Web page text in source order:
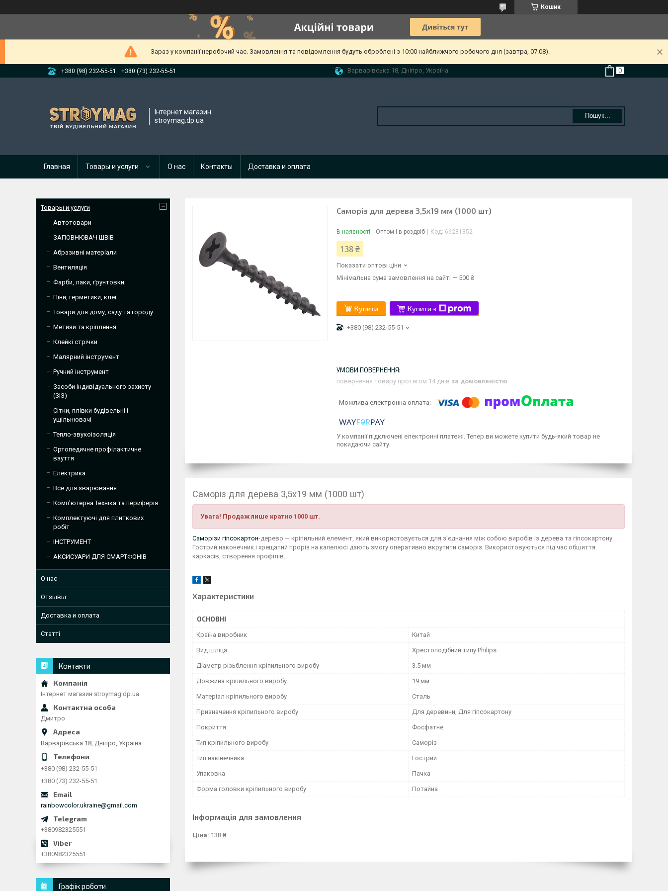
Кошик
Зараз у компанії неробочий час. Замовлення та повідомлення будуть оброблені з 10:00 найближчого робочого дня (завтра, 07.08).
+380 (98) 232-55-51 +380 (73) 232-55-51 Варварівська 18, Дніпро, Україна
Інтернет магазин
stroymag.dp.ua
Пошук...
Главная Товары и услуги О нас Контакты Доставка и оплата
Саморіз для дерева 3,5x19 мм (1000 шт)
В наявності Оптом і в роздріб Код: 66281352
138 ₴
Показати оптові ціни
Мінімальна сума замовлення на сайті — 500 ₴
Купити Купити з
+380 (98) 232-55-51
повернення товару протягом 14 днів за домовленістю
У компанії підключені електронні платежі. Тепер ви можете купити будь-який товар не
покидаючи сайту.
Саморіз для дерева 3,5x19 мм (1000 шт)
Увага! Продаж лише кратно 1000 шт.
Саморізи гіпсокартон-дерево — кріпильний елемент, який використовується для з'єднання між собою виробів із дерева та гіпсокартону.
Гострий наконечник і хрещатий проріз на капелюсі дають змогу оперативно вкрутити саморіз. Використовуються під час обшиття
каркасів, створення профілів.
Характеристики
ОСНОВНІ
Країна виробник Китай
Вид шліца Хрестоподібний типу Philips
Діаметр різьблення кріпильного виробу 3.5 мм
Довжина кріпильного виробу 19 мм
Матеріал кріпильного виробу Сталь
Призначення кріпильного виробу Для деревини, Для гіпсокартону
Покриття Фосфатне
Тип кріпильного виробу Саморіз
Тип накінечника Гострий
Упаковка Пачка
Форма головки кріпильного виробу Потайна
Інформація для замовлення
Ціна: 138 ₴
Товары и услуги
Автотовари
ЗАПОВНЮВАЧ ШВІВ
Абразивні матеріали
Вентиляція
Фарби, лаки, ґрунтовки
Піни, герметики, клеї
Товари для дому, саду та городу
Метизи та кріплення
Клейкі стрічки
Малярний інструмент
Ручний інструмент
Засоби індивідуального захисту
(ЗІЗ)
Сітки, плівки будівельні і
ущільнювачі
Тепло-звукоізоляція
Ортопедичне профілактичне
взуття
Електрика
Все для зварювання
Комп'ютерна Техніка та периферія
Комплектуючі для плиткових
робіт
ІНСТРУМЕНТ
АКСИСУАРИ ДЛЯ СМАРТФОНІВ
О нас
Отзывы
Доставка и оплата
Статті
Контакти
Інтернет магазин stroymag.dp.ua
Дмитро
Варварівська 18, Дніпро, Україна
+380 (98) 232-55-51
+380 (73) 232-55-51
rainbowcolor.ukraine@gmail.com
+380982325551
+380982325551
Графік роботи